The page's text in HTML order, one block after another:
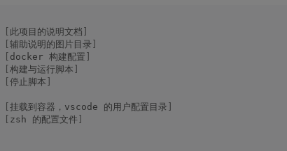
此项目的说明文档
辅助说明的图片目录
docker 构建配置
构建与运行脚本
停止脚本
挂载到容器，vscode 的用户配置目录
zsh 的配置文件